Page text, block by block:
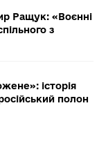
Ращук: «Воєнні
з
історія
полон